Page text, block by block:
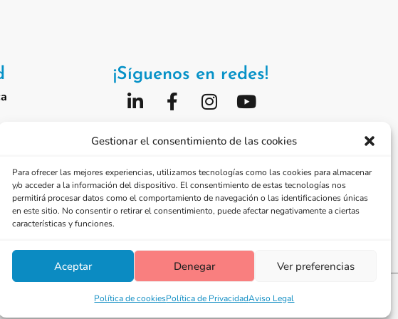
Gestionar el consentimiento de las cookies
Para ofrecer las mejores experiencias, utilizamos tecnologías como las cookies para almacenar
y/o acceder a la información del dispositivo. El consentimiento de estas tecnologías nos
permitirá procesar datos como el comportamiento de navegación o las identificaciones únicas
en este sitio. No consentir o retirar el consentimiento, puede afectar negativamente a ciertas
características y funciones.
Aceptar Denegar Ver preferencias
Política de cookiesPolítica de PrivacidadAviso Legal
¡Síguenos en redes!
Fundación Jorge Alió
Vissum Corporación
de cookies Política de privacidad